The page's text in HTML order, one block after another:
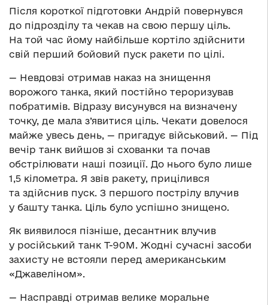
Після короткої підготовки Андрій повернувся
до підрозділу та чекав на свою першу ціль.
На той час йому найбільше кортіло здійснити
свій перший бойовий пуск ракети по цілі.
— Невдовзі отримав наказ на знищення
ворожого танка, який постійно тероризував
побратимів. Відразу висунувся на визначену
точку, де мала з’явитися ціль. Чекати довелося
майже увесь день, — пригадує військовий. — Під
вечір танк вийшов зі схованки та почав
обстрілювати наші позиції. До нього було лише
1,5 кілометра. Я звів ракету, прицілився
та здійснив пуск. З першого пострілу влучив
у башту танка. Ціль було успішно знищено.
Як виявилося пізніше, десантник влучив
у російський танк Т-90М. Жодні сучасні засоби
захисту не встояли перед американським
«Джавеліном».
— Насправді отримав велике моральне